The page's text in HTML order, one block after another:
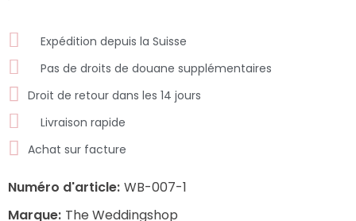
Expédition depuis la Suisse
Pas de droits de douane supplémentaires
Droit de retour dans les 14 jours
Livraison rapide
Achat sur facture
Numéro d'article: WB-007-1
Marque: The Weddingshop